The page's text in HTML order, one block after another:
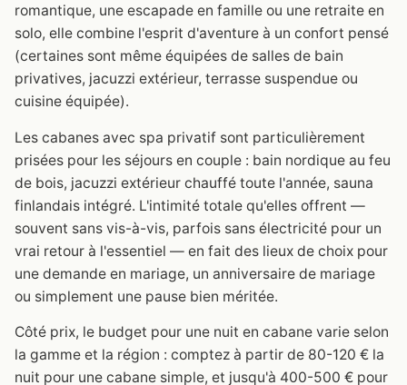
romantique, une escapade en famille ou une retraite en
solo, elle combine l'esprit d'aventure à un confort pensé
(certaines sont même équipées de salles de bain
privatives, jacuzzi extérieur, terrasse suspendue ou
cuisine équipée).
Les cabanes avec spa privatif sont particulièrement
prisées pour les séjours en couple : bain nordique au feu
de bois, jacuzzi extérieur chauffé toute l'année, sauna
finlandais intégré. L'intimité totale qu'elles offrent —
souvent sans vis-à-vis, parfois sans électricité pour un
vrai retour à l'essentiel — en fait des lieux de choix pour
une demande en mariage, un anniversaire de mariage
ou simplement une pause bien méritée.
Côté prix, le budget pour une nuit en cabane varie selon
la gamme et la région : comptez à partir de 80-120 € la
nuit pour une cabane simple, et jusqu'à 400-500 € pour